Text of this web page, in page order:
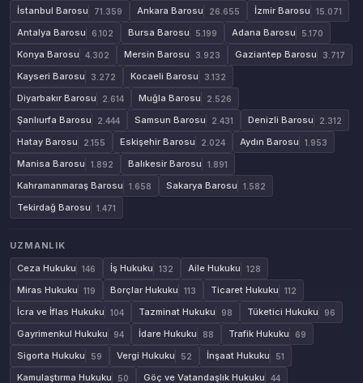
İstanbul Barosu
71.359 Ankara Barosu 26.655 İzmir Barosu 15.071
Antalya Barosu 6.102 Bursa Barosu 5.199 Adana Barosu 5.170
Konya Barosu 4.302 Mersin Barosu 3.923 Gaziantep Barosu 3.717
Kayseri Barosu 3.272 Kocaeli Barosu 3.132
Diyarbakır Barosu 2.614 Muğla Barosu 2.526
Şanlıurfa Barosu 2.444 Samsun Barosu 2.431 Denizli Barosu 2.312
Hatay Barosu 2.155 Eskişehir Barosu 2.024 Aydın Barosu 1.953
Manisa Barosu 1.892 Balıkesir Barosu 1.891
Kahramanmaraş Barosu 1.658 Sakarya Barosu 1.582
Tekirdağ Barosu 1.471
UZMANLIK
Ceza Hukuku
146 İş Hukuku 132 Aile Hukuku 128
Miras Hukuku 119 Borçlar Hukuku 113 Ticaret Hukuku 112
İcra ve İflas Hukuku 104 Tazminat Hukuku 98 Tüketici Hukuku 96
Gayrimenkul Hukuku 94 İdare Hukuku 88 Trafik Hukuku 69
Sigorta Hukuku 59 Vergi Hukuku 52 İnşaat Hukuku 51
Kamulaştırma Hukuku 50 Göç ve Vatandaşlık Hukuku 44